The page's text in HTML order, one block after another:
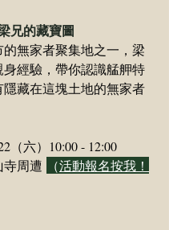
兄的藏寶圖
無家者聚集地之一，梁
身經驗，帶你認識艋舺特
藏在這塊土地的無家者
（六）10:00 - 12:00
寺周遭
（活動報名按我！